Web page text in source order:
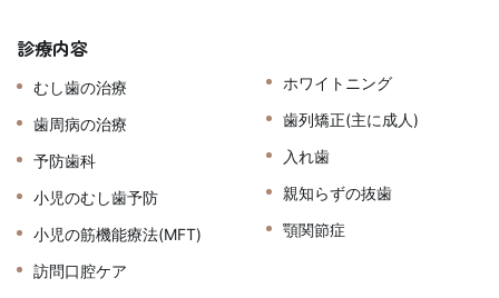
診療内容
むし歯の治療
歯周病の治療
予防歯科
小児のむし歯予防
小児の筋機能療法(MFT)
訪問口腔ケア
ホワイトニング
歯列矯正(主に成人)
入れ歯
親知らずの抜歯
顎関節症